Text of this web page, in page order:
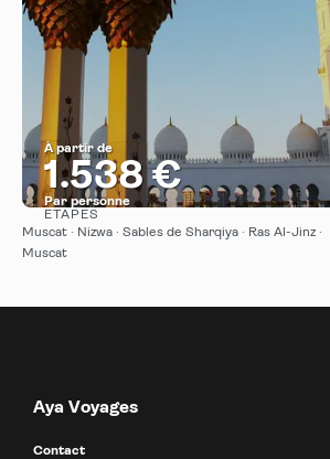
À partir de
1.538 €
Par personne
Afficher
ÉTAPES
Muscat · Nizwa · Sables de Sharqiya · Ras Al-Jinz ·
Muscat
Aya Voyages
Contact